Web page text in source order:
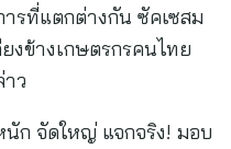
รที่แตกต่างกัน ซัคเซสม
งข้างเกษตรกรคนไทย
ว
นัก จัดใหญ่ แจกจริง! มอบ